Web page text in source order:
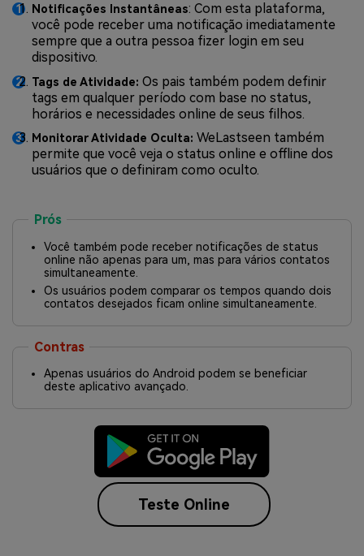
Notificações Instantâneas: Com esta plataforma,
você pode receber uma notificação imediatamente
sempre que a outra pessoa fizer login em seu
dispositivo.
Tags de Atividade: Os pais também podem definir
tags em qualquer período com base no status,
horários e necessidades online de seus filhos.
Monitorar Atividade Oculta: WeLastseen também
permite que você veja o status online e offline dos
usuários que o definiram como oculto.
Prós
Você também pode receber notificações de status
online não apenas para um, mas para vários contatos
simultaneamente.
Os usuários podem comparar os tempos quando dois
contatos desejados ficam online simultaneamente.
Contras
Apenas usuários do Android podem se beneficiar
deste aplicativo avançado.
Teste Online